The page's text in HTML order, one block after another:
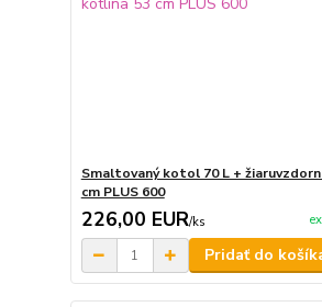
Smaltovaný kotol 70 L +
cm PLUS 600
226,00 EUR/ks
Pridať do